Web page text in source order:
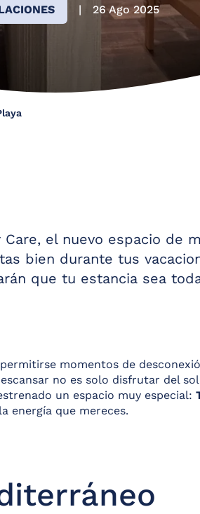
| 26 Ago 2025
el nuevo espacio de
bien durante tus
que tu estancia sea
momentos de
no es solo disfrutar del
un espacio muy especial:
energía que mereces.